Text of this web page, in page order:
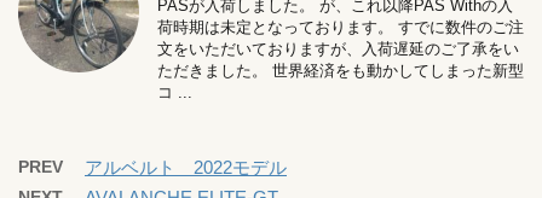
PASが入荷しました。 が、これ以降PAS Withの入
荷時期は未定となっております。 すでに数件のご注
文をいただいておりますが、入荷遅延のご了承をい
ただきました。 世界経済をも動かしてしまった新型
コ ...
PREV アルベルト 2022モデル